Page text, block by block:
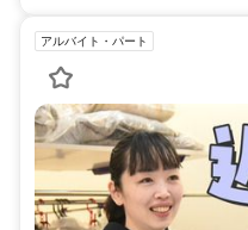
アルバイト・パート